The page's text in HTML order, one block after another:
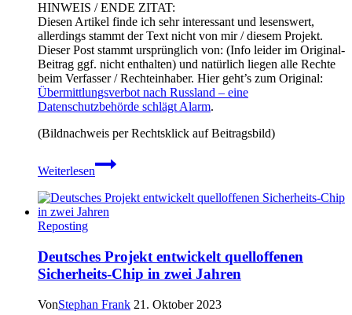
HINWEIS / ENDE ZITAT:
Diesen Artikel finde ich sehr interessant und lesenswert,
allerdings stammt der Text nicht von mir / diesem Projekt.
Dieser Post stammt ursprünglich von: (Info leider im Original-
Beitrag ggf. nicht enthalten) und natürlich liegen alle Rechte
beim Verfasser / Rechteinhaber. Hier geht’s zum Original:
Übermittlungsverbot nach Russland – eine
Datenschutzbehörde schlägt Alarm.
(Bildnachweis per Rechtsklick auf Beitragsbild)
Weiterlesen
Übermittlungsverbot
nach
–
eine
Alarm
Reposting
Deutsches Projekt entwickelt quelloffenen
Sicherheits-Chip in zwei Jahren
VonStephan Frank 21. Oktober 2023